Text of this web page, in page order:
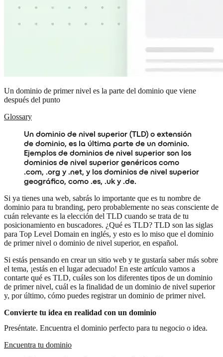
Un dominio de primer nivel es la parte del dominio que viene
después del punto
Glossary
Un dominio de nivel superior (TLD) o extensión
de dominio, es la última parte de un dominio.
Ejemplos de dominios de nivel superior son los
dominios de nivel superior genéricos como
.com, .org y .net, y los dominios de nivel superior
geográfico, como .es, .uk y .de.
Si ya tienes una web, sabrás lo importante que es tu nombre de
dominio para tu branding, pero probablemente no seas consciente de
cuán relevante es la elección del TLD cuando se trata de tu
posicionamiento en buscadores. ¿Qué es TLD? TLD son las siglas
para Top Level Domain en inglés, y esto es lo miso que el dominio
de primer nivel o dominio de nivel superior, en español.
Si estás pensando en crear un sitio web y te gustaría saber más sobre
el tema, ¡estás en el lugar adecuado! En este artículo vamos a
contarte qué es TLD, cuáles son los diferentes tipos de un dominio
de primer nivel, cuál es la finalidad de un dominio de nivel superior
y, por último, cómo puedes registrar un dominio de primer nivel.
Convierte tu idea en realidad con un dominio
Preséntate. Encuentra el dominio perfecto para tu negocio o idea.
Encuentra tu dominio